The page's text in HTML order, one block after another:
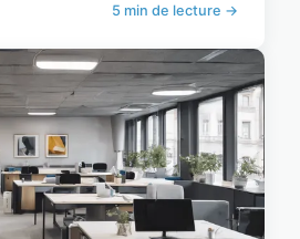
5 min de lecture →